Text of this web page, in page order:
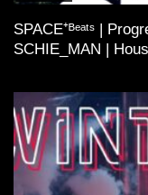
SPACE⁺ᴮᵉᵃᵗˢ |
SCHIE_MAN |